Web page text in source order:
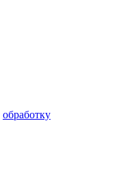
обработку